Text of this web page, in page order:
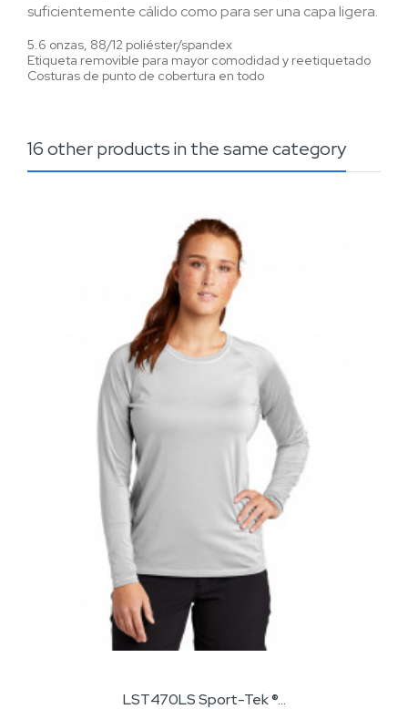
suficientemente cálido como para ser una capa ligera.
5.6 onzas, 88/12 poliéster/spandex
Etiqueta removible para mayor comodidad y reetiquetado
Costuras de punto de cobertura en todo
16 other products in the same category
LST470LS Sport-Tek ®...